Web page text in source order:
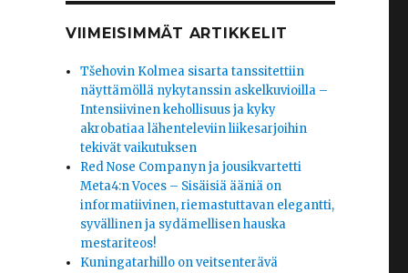
VIIMEISIMMÄT ARTIKKELIT
Tšehovin Kolmea sisarta tanssitettiin
näyttämöllä nykytanssin askelkuvioilla –
Intensiivinen kehollisuus ja kyky
akrobatiaa lähenteleviin liikesarjoihin
tekivät vaikutuksen
Red Nose Companyn ja jousikvartetti
Meta4:n Voces – Sisäisiä ääniä on
informatiivinen, riemastuttavan elegantti,
syvällinen ja sydämellisen hauska
mestariteos!
Kuningatarhillo on veitsenterävä